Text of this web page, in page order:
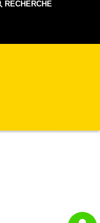
RECHERCHE